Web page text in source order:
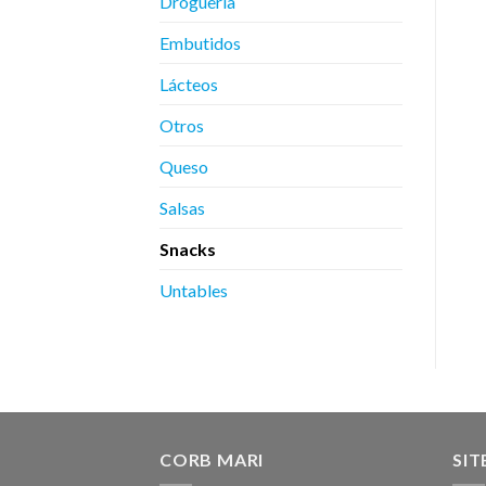
Embutidos
Lácteos
Otros
Queso
Salsas
Snacks
Untables
CORB MARI